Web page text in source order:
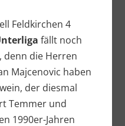
Feldkirchen 4
fällt noch
denn die Herren
Majcenovic haben
der diesmal
Temmer und
1990er-Jahren